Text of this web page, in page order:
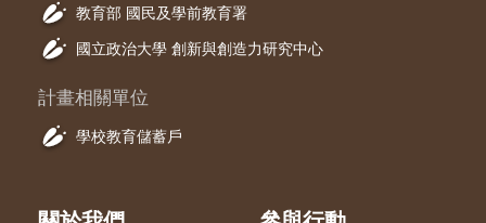
教育部 國民及學前教育署
國立政治大學 創新與創造力研究中心
計畫相關單位
學校教育儲蓄戶